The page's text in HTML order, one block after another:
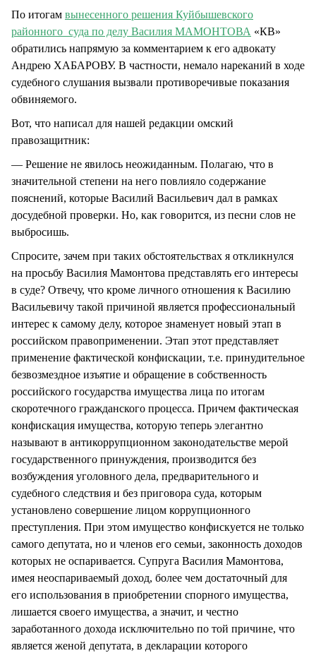
По итогам вынесенного решения Куйбышевского
районного суда по делу Василия МАМОНТОВА «КВ»
обратились напрямую за комментарием к его адвокату
Андрею ХАБАРОВУ. В частности, немало нареканий в ходе
судебного слушания вызвали противоречивые показания
обвиняемого.
Вот, что написал для нашей редакции омский
правозащитник:
— Решение не явилось неожиданным. Полагаю, что в
значительной степени на него повлияло содержание
пояснений, которые Василий Васильевич дал в рамках
досудебной проверки. Но, как говорится, из песни слов не
выбросишь.
Спросите, зачем при таких обстоятельствах я откликнулся
на просьбу Василия Мамонтова представлять его интересы
в суде? Отвечу, что кроме личного отношения к Василию
Васильевичу такой причиной является профессиональный
интерес к самому делу, которое знаменует новый этап в
российском правоприменении. Этап этот представляет
применение фактической конфискации, т.е. принудительное
безвозмездное изъятие и обращение в собственность
российского государства имущества лица по итогам
скоротечного гражданского процесса. Причем фактическая
конфискация имущества, которую теперь элегантно
называют в антикоррупционном законодательстве мерой
государственного принуждения, производится без
возбуждения уголовного дела, предварительного и
судебного следствия и без приговора суда, которым
установлено совершение лицом коррупционного
преступления. При этом имущество конфискуется не только
самого депутата, но и членов его семьи, законность доходов
которых не оспаривается. Супруга Василия Мамонтова,
имея неоспариваемый доход, более чем достаточный для
его использования в приобретении спорного имущества,
лишается своего имущества, а значит, и честно
заработанного дохода исключительно по той причине, что
является женой депутата, в декларации которого